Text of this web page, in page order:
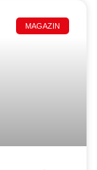
MAGAZIN